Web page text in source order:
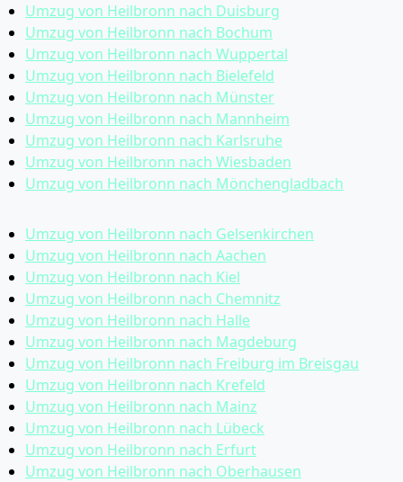
Umzug von Heilbronn nach Duisburg
Umzug von Heilbronn nach Bochum
Umzug von Heilbronn nach Wuppertal
Umzug von Heilbronn nach Bielefeld
Umzug von Heilbronn nach Münster
Umzug von Heilbronn nach Mannheim
Umzug von Heilbronn nach Karlsruhe
Umzug von Heilbronn nach Wiesbaden
Umzug von Heilbronn nach Mönchen­gladbach
Umzug von Heilbronn nach Gelsenkirchen
Umzug von Heilbronn nach Aachen
Umzug von Heilbronn nach Kiel
Umzug von Heilbronn nach Chemnitz
Umzug von Heilbronn nach Halle
Umzug von Heilbronn nach Magdeburg
Umzug von Heilbronn nach Freiburg im Breisgau
Umzug von Heilbronn nach Krefeld
Umzug von Heilbronn nach Mainz
Umzug von Heilbronn nach Lübeck
Umzug von Heilbronn nach Erfurt
Umzug von Heilbronn nach Oberhausen